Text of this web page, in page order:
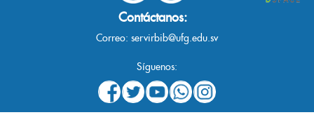
Contáctanos:
Correo: servirbib@ufg.edu.sv
Síguenos: